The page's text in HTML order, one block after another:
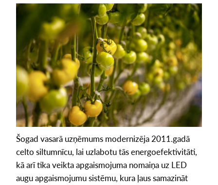
Šogad vasarā uzņēmums modernizēja 2011.gadā
celto siltumnīcu, lai uzlabotu tās energoefektivitāti,
kā arī tika veikta apgaismojuma nomaiņa uz LED
augu apgaismojumu sistēmu, kura ļaus samazināt